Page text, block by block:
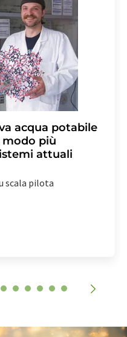
acqua potabile
più
attuali
scala pilota